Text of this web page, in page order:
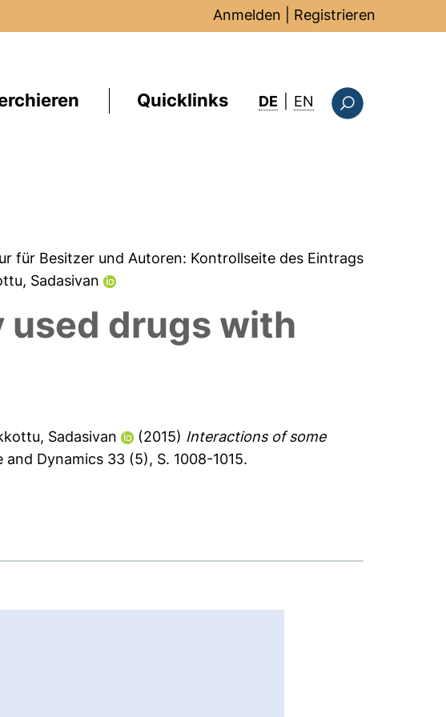
Anmelden Registrieren
Quicklinks DE EN : this page in
für Besitzer und Autoren: Kontrollseite des Eintrags
Sadasivan
used drugs with
Sadasivan (2015) Interactions of some
Dynamics 33 (5), S. 1008-1015.